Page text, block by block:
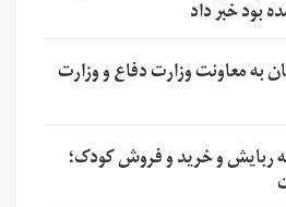
بود خبر داد
به معاونت وزارت دفاع و وزارت
و خرید و فروش کودک؛